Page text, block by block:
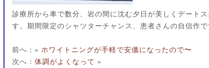
診療所から車で数分、岩の間に沈む夕日が美しくデート
す。期間限定のシャツターチャンス、患者さんの自信作
前へ：« ホワイトニングが手軽で安価になったので〜
次へ： 体調がよくなって »